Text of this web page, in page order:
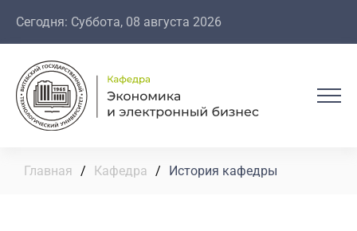
Сегодня: Суббота, 08 августа 2026
Главная / Кафедра / История кафедры